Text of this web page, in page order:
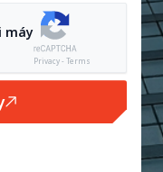
máy
Privacy - Terms